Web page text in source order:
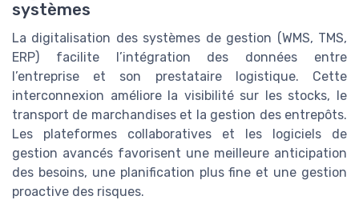
systèmes
La digitalisation des systèmes de gestion (WMS, TMS,
ERP) facilite l’intégration des données entre
l’entreprise et son prestataire logistique. Cette
interconnexion améliore la visibilité sur les stocks, le
transport de marchandises et la gestion des entrepôts.
Les plateformes collaboratives et les logiciels de
gestion avancés favorisent une meilleure anticipation
des besoins, une planification plus fine et une gestion
proactive des risques.